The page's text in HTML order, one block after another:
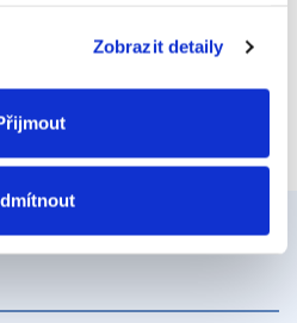
přesné na několik metrů
zařízení pomocí aktivního
charakteristiky (otisk prstu)
vaše osobní
změnit nebo odvolat v
cookie.
poskytování funkcí
Zobrazit detaily